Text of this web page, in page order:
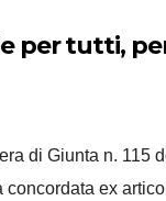
per tutti,
di Giunta n. 115
concordata ex